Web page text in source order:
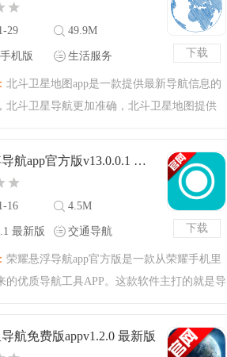
下载
29 49.9M
机版 生活服务
北斗卫星地图app是一款提供最新导航信息的
北斗卫星导航更加准确，北斗卫星地图提供
高清，不用担心出错，人人出门必备，赶紧
下载
荣耀悬浮导航app官方版v13.0.0.1 最新版
16 4.5M
最新版 交通导航
荣耀悬浮导航app官方版是一款从荣耀手机里
的优质导航工具APP。这款软件主打的就是导
悬浮导航APP，可以开启悬浮窗，让你在看导
航免费版appv1.2.0 最新版